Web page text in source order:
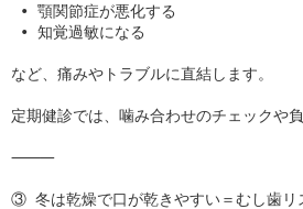
• 顎関節症が悪化する
• 知覚過敏になる
など、痛みやトラブルに直結します。
定期健診では、噛み合わせのチェックや
⸻
③ 冬は乾燥で口が乾きやすい＝むし歯リ